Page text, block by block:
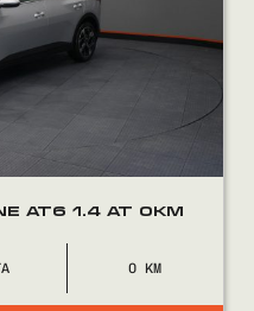
AT6 1.4 AT 0KM
0